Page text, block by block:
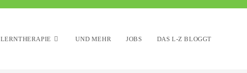
LERNTHERAPIE UND MEHR JOBS DAS L-Z BLOGGT